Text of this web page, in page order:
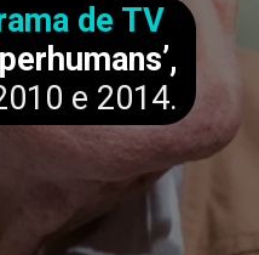
de TV
e 2014.